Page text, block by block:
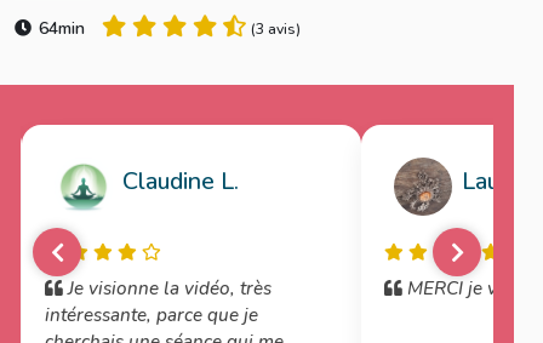
64min (3 avis)
Claudine L.
Je visionne la vidéo, très
intéressante, parce que je
MERCI je vais